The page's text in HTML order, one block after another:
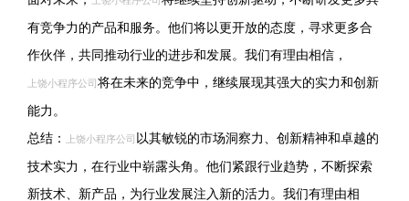
有竞争力的产品和服务。他们将以更开放的态度，寻求更多合
作伙伴，共同推动行业的进步和发展。我们有理由相信，
上饶小程序公司 将在未来的竞争中，继续展现其强大的实力和创新
能力。
总结：
上饶小程序公司 以其敏锐的市场洞察力、创新精神和卓越的
技术实力，在行业中崭露头角。他们紧跟行业趋势，不断探索
新技术、新产品，为行业发展注入新的活力。我们有理由相